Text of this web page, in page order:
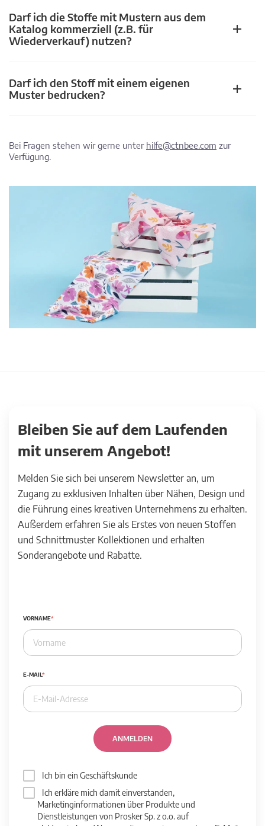
Darf ich die Stoffe mit Mustern aus dem
Katalog kommerziell (z.B. für
Wiederverkauf) nutzen?
Darf ich den Stoff mit einem eigenen
Muster bedrucken?
Bei Fragen stehen wir gerne unter hilfe@ctnbee.com zur
Verfügung.
Bleiben Sie auf dem Laufenden
mit unserem Angebot!
Melden Sie sich bei unserem Newsletter an, um
Zugang zu exklusiven Inhalten über Nähen, Design und
die Führung eines kreativen Unternehmens zu erhalten.
Außerdem erfahren Sie als Erstes von neuen Stoffen
und Schnittmuster Kollektionen und erhalten
Sonderangebote und Rabatte.
VORNAME
E-MAIL
ANMELDEN
Ich bin ein Geschäftskunde
Ich erkläre mich damit einverstanden,
Marketinginformationen über Produkte und
Dienstleistungen von Prosker Sp. z o.o. auf